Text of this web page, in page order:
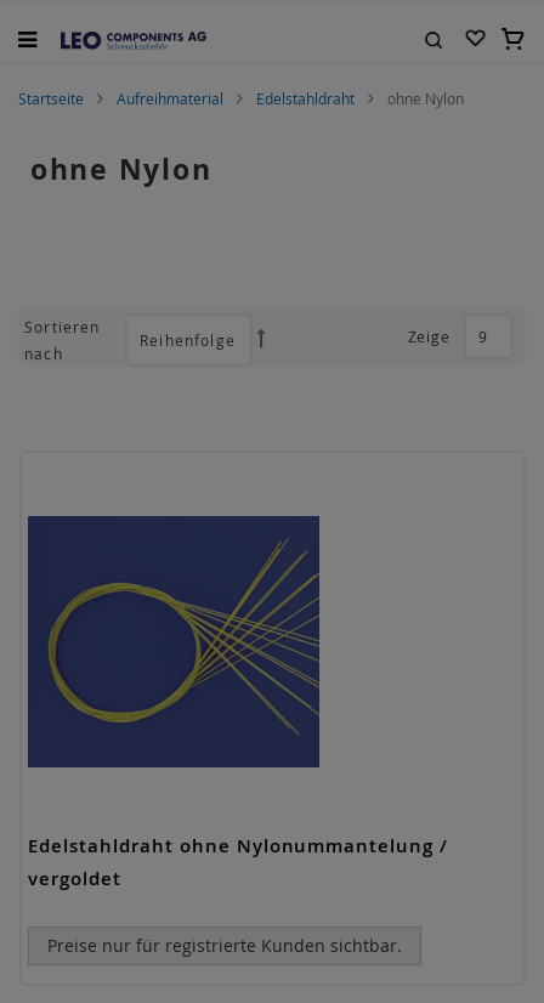
Inhalt
Startseite Aufreihmaterial Edelstahldraht ohne Nylon
ohne Nylon
Zeige
Sortieren
nach
Absteigend
Edelstahldraht ohne Nylonummantelung /
vergoldet
Preise nur für registrierte Kunden sichtbar.